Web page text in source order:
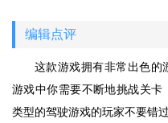
编辑点评
这款游戏拥有非常出色的
游戏中你需要不断地挑战关卡
类型的驾驶游戏的玩家不要错过